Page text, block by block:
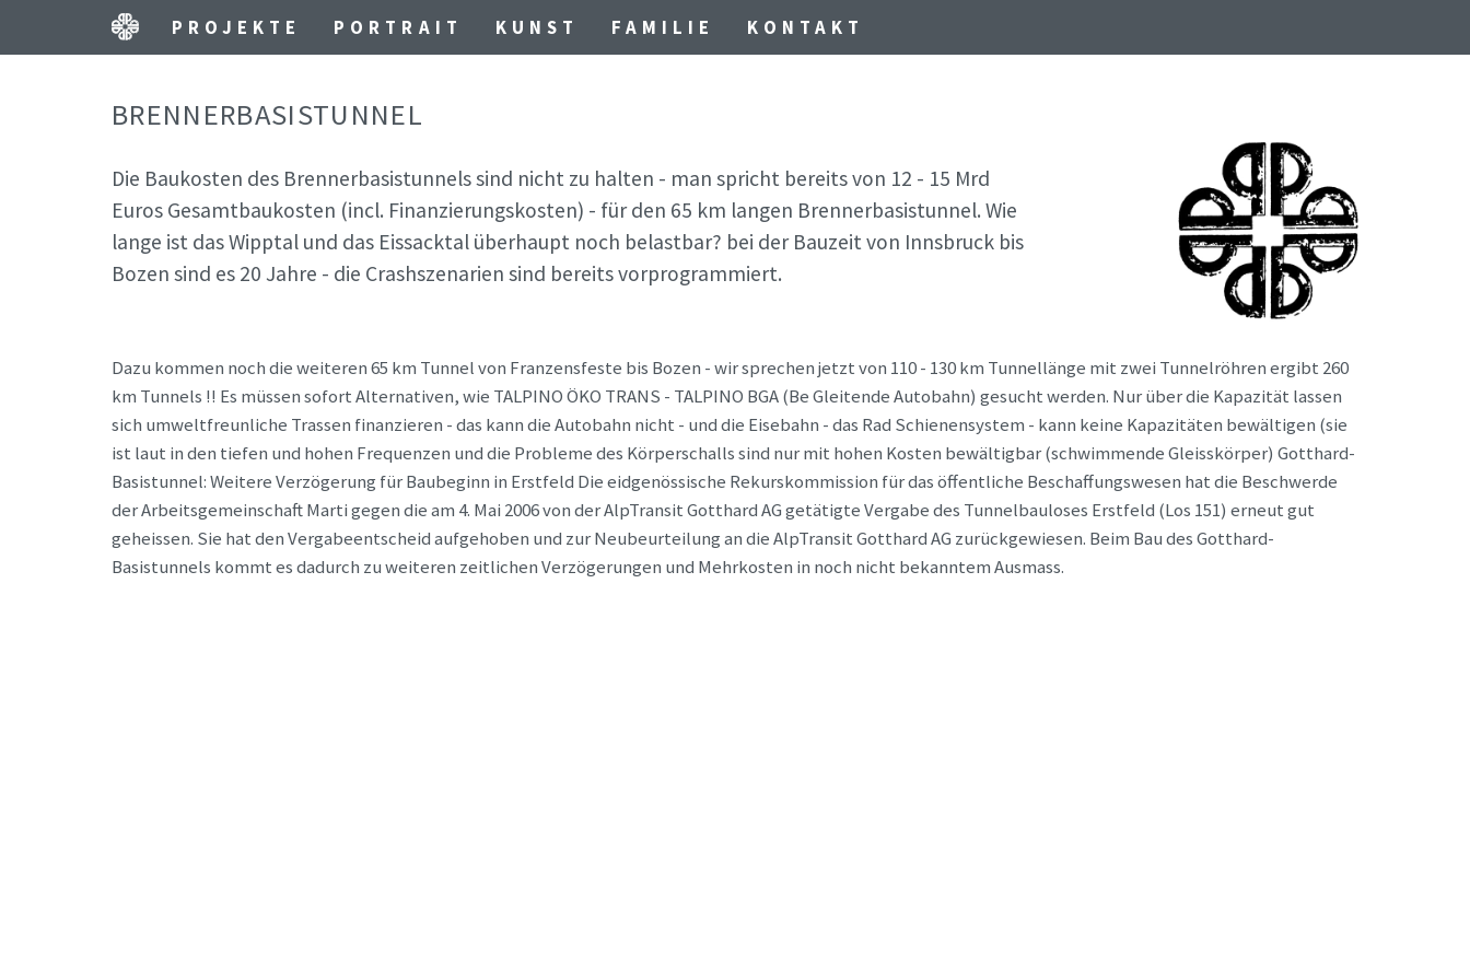
PROJEKTE PORTRAIT KUNST FAMILIE KONTAKT
BRENNERBASISTUNNEL
Die Baukosten des Brennerbasistunnels sind nicht zu halten - man spricht bereits von 12 - 15 Mrd
Euros Gesamtbaukosten (incl. Finanzierungskosten) - für den 65 km langen Brennerbasistunnel. Wie
lange ist das Wipptal und das Eissacktal überhaupt noch belastbar? bei der Bauzeit von Innsbruck bis
Bozen sind es 20 Jahre - die Crashszenarien sind bereits vorprogrammiert.
Dazu kommen noch die weiteren 65 km Tunnel von Franzensfeste bis Bozen - wir sprechen jetzt von 110 - 130 km Tunnellänge mit zwei Tunnelröhren ergibt 260
km Tunnels !! Es müssen sofort Alternativen, wie TALPINO ÖKO TRANS - TALPINO BGA (Be Gleitende Autobahn) gesucht werden. Nur über die Kapazität lassen
sich umweltfreunliche Trassen finanzieren - das kann die Autobahn nicht - und die Eisebahn - das Rad Schienensystem - kann keine Kapazitäten bewältigen (sie
ist laut in den tiefen und hohen Frequenzen und die Probleme des Körperschalls sind nur mit hohen Kosten bewältigbar (schwimmende Gleisskörper) Gotthard-
Basistunnel: Weitere Verzögerung für Baubeginn in Erstfeld Die eidgenössische Rekurskommission für das öffentliche Beschaffungswesen hat die Beschwerde
der Arbeitsgemeinschaft Marti gegen die am 4. Mai 2006 von der AlpTransit Gotthard AG getätigte Vergabe des Tunnelbauloses Erstfeld (Los 151) erneut gut
geheissen. Sie hat den Vergabeentscheid aufgehoben und zur Neubeurteilung an die AlpTransit Gotthard AG zurückgewiesen. Beim Bau des Gotthard-
Basistunnels kommt es dadurch zu weiteren zeitlichen Verzögerungen und Mehrkosten in noch nicht bekanntem Ausmass.